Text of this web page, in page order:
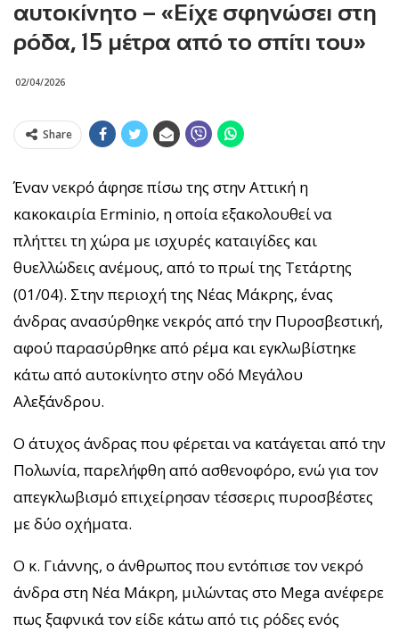
αυτοκίνητο – «Είχε σφηνώσει στη
ρόδα, 15 μέτρα από το σπίτι του»
02/04/2026
Share
Έναν νεκρό άφησε πίσω της στην Αττική η
κακοκαιρία Erminio, η οποία εξακολουθεί να
πλήττει τη χώρα με ισχυρές καταιγίδες και
θυελλώδεις ανέμους, από το πρωί της Τετάρτης
(01/04). Στην περιοχή της Νέας Μάκρης, ένας
άνδρας ανασύρθηκε νεκρός από την Πυροσβεστική,
αφού παρασύρθηκε από ρέμα και εγκλωβίστηκε
κάτω από αυτοκίνητο στην οδό Μεγάλου
Αλεξάνδρου.
Ο άτυχος άνδρας που φέρεται να κατάγεται από την
Πολωνία, παρελήφθη από ασθενοφόρο, ενώ για τον
απεγκλωβισμό επιχείρησαν τέσσερις πυροσβέστες
με δύο οχήματα.
Ο κ. Γιάννης, ο άνθρωπος που εντόπισε τον νεκρό
άνδρα στη Νέα Μάκρη, μιλώντας στο Mega ανέφερε
πως ξαφνικά τον είδε κάτω από τις ρόδες ενός